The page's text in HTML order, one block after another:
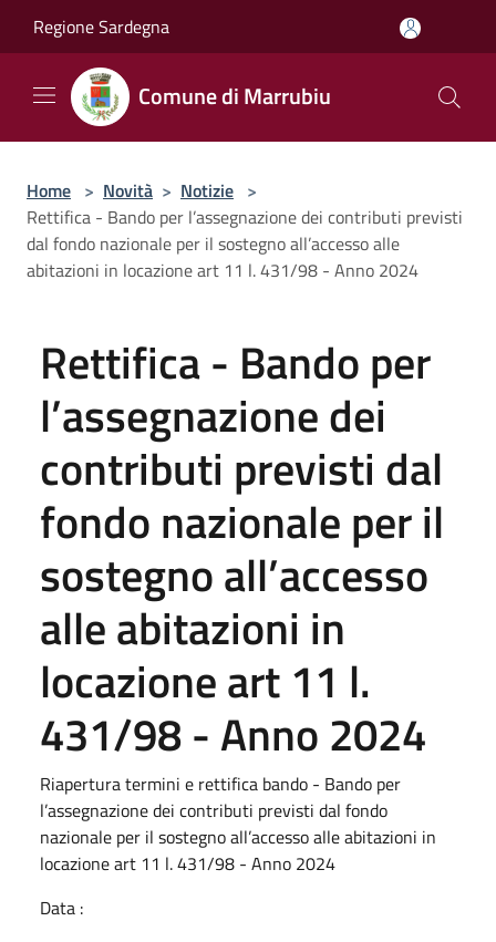
Regione Sardegna
Comune di Marrubiu
Home > Novità > Notizie >
Rettifica - Bando per l’assegnazione dei contributi previsti
dal fondo nazionale per il sostegno all’accesso alle
abitazioni in locazione art 11 l. 431/98 - Anno 2024
Rettifica - Bando per
l’assegnazione dei
contributi previsti dal
fondo nazionale per il
sostegno all’accesso
alle abitazioni in
locazione art 11 l.
431/98 - Anno 2024
Riapertura termini e rettifica bando - Bando per
l’assegnazione dei contributi previsti dal fondo
nazionale per il sostegno all’accesso alle abitazioni in
locazione art 11 l. 431/98 - Anno 2024
Data :